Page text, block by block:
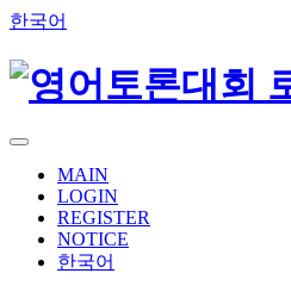
한국어
MAIN
LOGIN
REGISTER
NOTICE
한국어